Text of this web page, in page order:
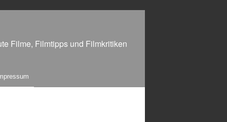
Filme, Filmtipps und Filmkritiken